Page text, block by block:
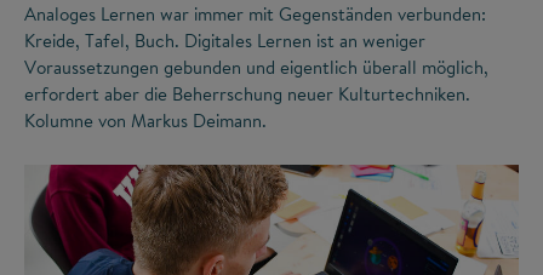
Analoges Lernen war immer mit Gegenständen verbunden:
Kreide, Tafel, Buch. Digitales Lernen ist an weniger
Voraussetzungen gebunden und eigentlich überall möglich,
erfordert aber die Beherrschung neuer Kulturtechniken.
Kolumne von Markus Deimann.